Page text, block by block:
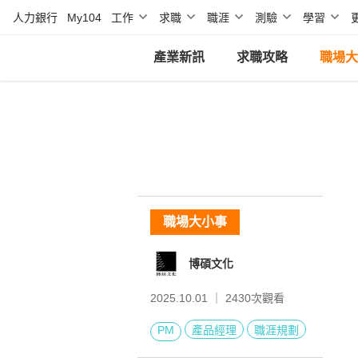
人力銀行 My104 工作 求職 職涯 測驗 學習
產業新訊 求職攻略 職場
職場大小事
博碩文化
2025.10.01 ｜ 2430次觀看
PM 產品經理 職涯規劃